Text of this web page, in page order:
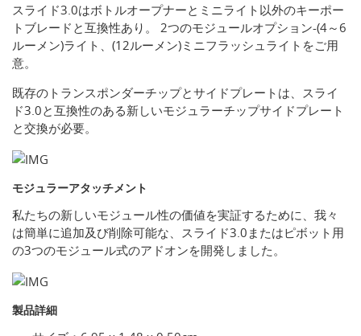
スライド3.0はボトルオープナーとミニライト以外のキーポー
トブレードと互換性あり。 2つのモジュールオプション-(4～6
ルーメン)ライト、(12ルーメン)ミニフラッシュライトをご用
意。
既存のトランスポンダーチップとサイドプレートは、スライ
ド3.0と互換性のある新しいモジュラーチップサイドプレート
と交換が必要。
モジュラーアタッチメント
私たちの新しいモジュール性の価値を実証するために、我々
は簡単に追加及び削除可能な、スライド3.0またはピボット用
の3つのモジュール式のアドオンを開発しました。
製品詳細